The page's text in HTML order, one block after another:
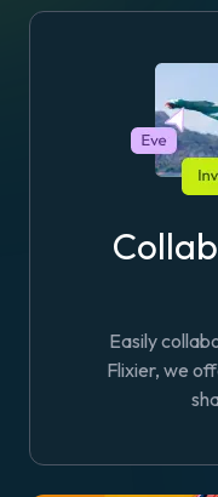
Easily
Flixier, we